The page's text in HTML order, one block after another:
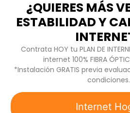
¿QUIERES MÁS
ESTABILIDAD Y
Contrata HOY tu PLAN DE
internet 100% FIBRA
*Instalación GRATIS previa
condiciones.
Internet